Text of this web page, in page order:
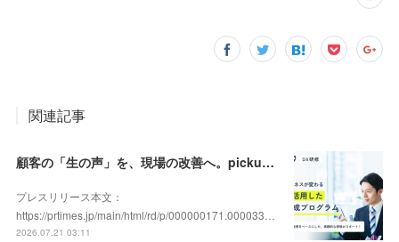
関連記事
顧客の「生の声」を、現場の改善へ。pickupon、実践型「DX人材育成研修」の提供を開始
プレスリリース本文：
https://prtimes.jp/main/html/rd/p/000000171.000033…
2026.07.21 03:11